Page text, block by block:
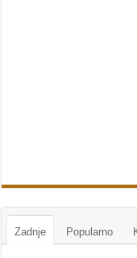
Zadnje Popularno